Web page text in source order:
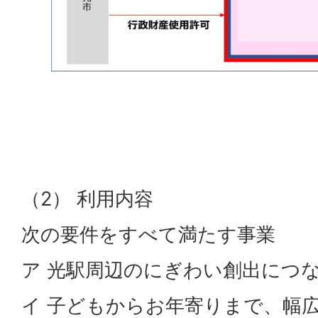
（2） 利用内容
次の要件をすべて満たす事業
ア 光駅周辺のにぎわい創出につ
イ 子どもからお年寄りまで、幅